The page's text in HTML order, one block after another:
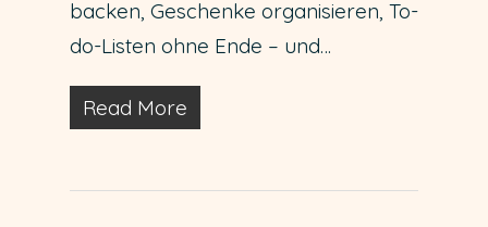
backen, Geschenke organisieren, To-
do-Listen ohne Ende – und…
Read More